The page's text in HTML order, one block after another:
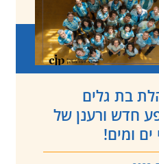
בת גלים
חדש ורענן של
ים ומים!